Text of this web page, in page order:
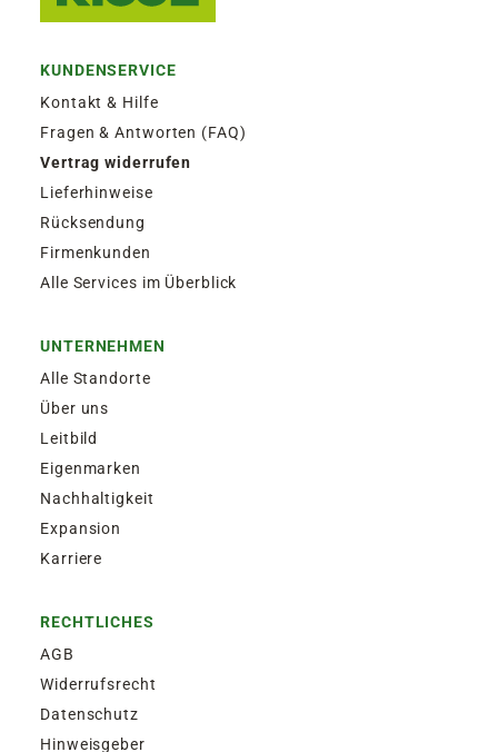
KUNDENSERVICE
Kontakt & Hilfe
Fragen & Antworten (FAQ)
Vertrag widerrufen
Lieferhinweise
Rücksendung
Firmenkunden
Alle Services im Überblick
UNTERNEHMEN
Alle Standorte
Über uns
Leitbild
Eigenmarken
Nachhaltigkeit
Expansion
Karriere
RECHTLICHES
AGB
Widerrufsrecht
Datenschutz
Hinweisgeber